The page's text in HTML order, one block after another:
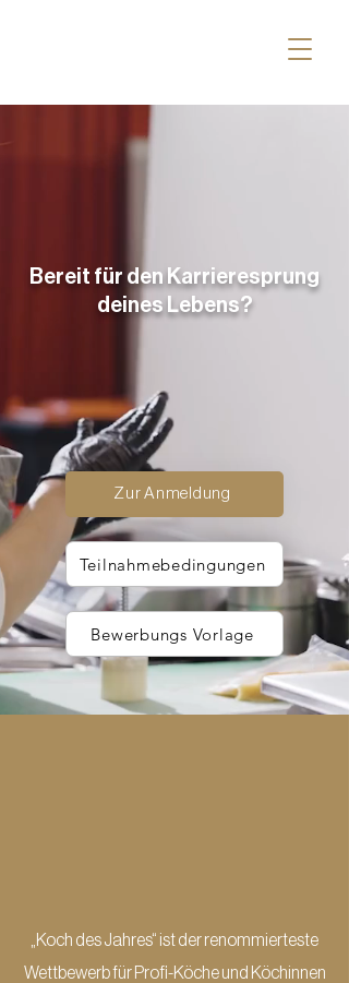
Bereit für den Karrieresprung
deines Lebens?
Zur Anmeldung
Teilnahmebedingungen
Bewerbungs Vorlage
„Koch des Jahres“ ist der renommierteste
Wettbewerb für Profi-Köche und Köchinnen